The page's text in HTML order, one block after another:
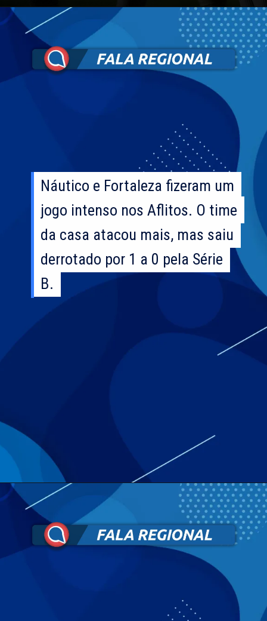
Náutico e Fortaleza fizeram um
jogo intenso nos Aflitos. O time
da casa atacou mais, mas saiu
derrotado por 1 a 0 pela Série
B.
Náutico e Fortaleza fizeram um
jogo intenso nos Aflitos. O time
da casa atacou mais, mas saiu
derrotado por 1 a 0 pela Série
B.